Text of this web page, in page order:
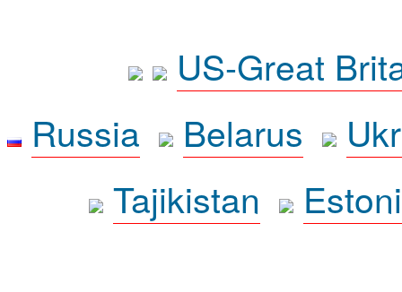
US-Great
Russia
Belarus
Tajikistan